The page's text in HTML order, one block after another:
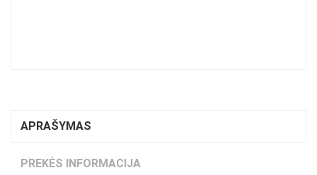
APRAŠYMAS
PREKĖS INFORMACIJA